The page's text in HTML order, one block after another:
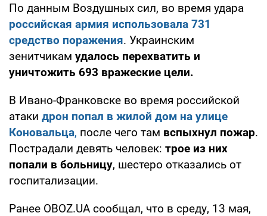
По данным Воздушных сил, во время удара
российская армия использовала 731
средство поражения. Украинским
зенитчикам удалось перехватить и
уничтожить 693 вражеские цели.
В Ивано-Франковске во время российской
атаки дрон попал в жилой дом на улице
Коновальца, после чего там вспыхнул пожар.
Пострадали девять человек: трое из них
попали в больницу, шестеро отказались от
госпитализации.
Ранее OBOZ.UA сообщал, что в среду, 13 мая,